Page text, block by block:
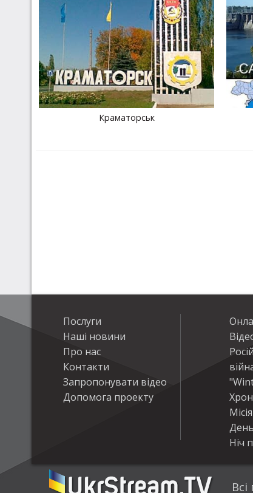
Краматорськ
Послуги
Наші новини
Про нас
Контакти
Запропонувати відео
Допомога проекту
Ніч